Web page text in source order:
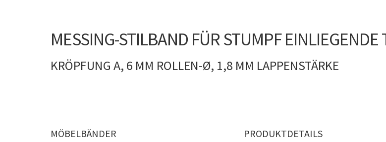
MESSING-STILBAND FÜR STUMPF
KRÖPFUNG A, 6 MM ROLLEN-Ø, 1,8 MM LAPPENSTÄRKE
MÖBELBÄNDER PRODUKTDETAILS